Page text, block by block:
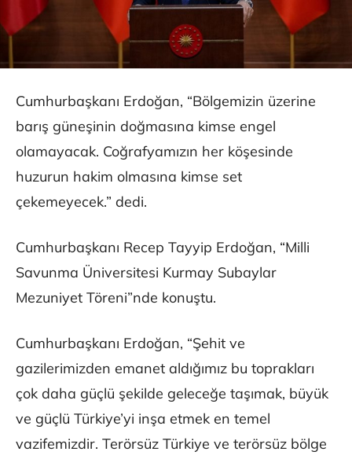
Cumhurbaşkanı Erdoğan, “Bölgemizin üzerine
barış güneşinin doğmasına kimse engel
olamayacak. Coğrafyamızın her köşesinde
huzurun hakim olmasına kimse set
çekemeyecek.” dedi.
Cumhurbaşkanı Recep Tayyip Erdoğan, “Milli
Savunma Üniversitesi Kurmay Subaylar
Mezuniyet Töreni”nde konuştu.
Cumhurbaşkanı Erdoğan, “Şehit ve
gazilerimizden emanet aldığımız bu toprakları
çok daha güçlü şekilde geleceğe taşımak, büyük
ve güçlü Türkiye’yi inşa etmek en temel
vazifemizdir. Terörsüz Türkiye ve terörsüz bölge